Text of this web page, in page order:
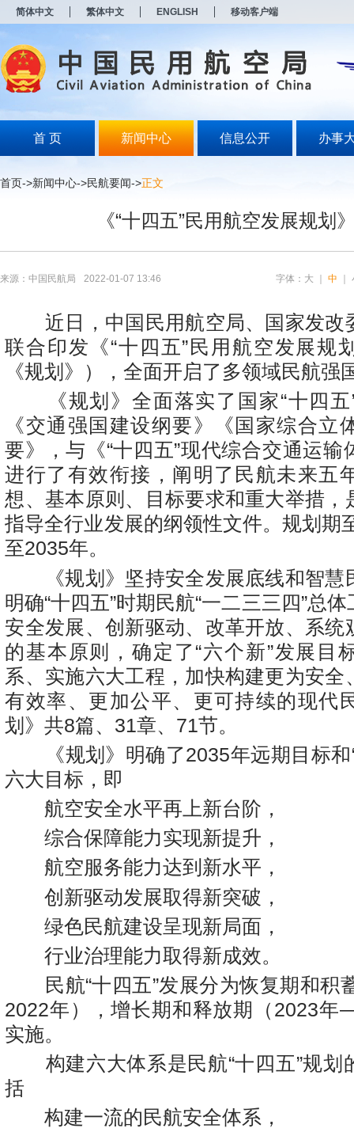
简体中文 繁体中文 ENGLISH 移动客户端
首 页 新闻中心 信息公开 办事
首页->新闻中心->民航要闻->正文
《“十四五”民用航空发展规划
来源：中国民航局 2022-01-07 13:46 字体： 大 中
近日，中国民用航空局、国家发改
联合印发《“十四五”民用航空发展规
《规划》），全面开启了多领域民航强
《规划》全面落实了国家“十四五
《交通强国建设纲要》《国家综合立
要》，与《“十四五”现代综合交通运输
进行了有效衔接，阐明了民航未来五
想、基本原则、目标要求和重大举措，
指导全行业发展的纲领性文件。规划期
至2035年。
《规划》坚持安全发展底线和智慧
明确“十四五”时期民航“一二三三四”总
安全发展、创新驱动、改革开放、系统
的基本原则，确定了“六个新”发展目
系、实施六大工程，加快构建更为安全
有效率、更加公平、更可持续的现代
划》共8篇、31章、71节。
《规划》明确了2035年远期目标和
六大目标，即
航空安全水平再上新台阶，
综合保障能力实现新提升，
航空服务能力达到新水平，
创新驱动发展取得新突破，
绿色民航建设呈现新局面，
行业治理能力取得新成效。
民航“十四五”发展分为恢复期和积
2022年），增长期和释放期（2023年
实施。
构建六大体系是民航“十四五”规划
括
构建一流的民航安全体系，
打
开
无
障
说
按
Alt
开